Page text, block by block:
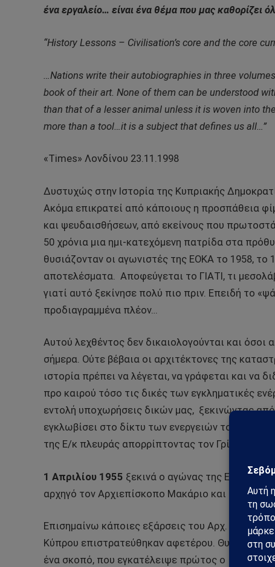
ένα εργαλείο… είναι ένα θέμα που μας καθορίζει
“History Lessons – Civilisation’s core and the core
…Nations write their autobiographies in three
book of their art. None of them can be understood
than that of a lesser animal unless it is woven into
more than a tool…it is a subject that defines us all…”
«Times» Λονδίνου 23.11.1998
Δυστυχώς στην Ιστορία της Κυπριακής
Ακόμα επικρατεί από κάποιους η προσπάθεια
και ψευδαισθήσεων, από εκείνους που
50 χρόνια μια ημι-κατεχόμενη πατρίδα στα
θυσιάζονταν οι αγωνιστές της ΕΟΚΑ το 1958, το
αποτελέσματα.
Αποφεύγεται το ΓΙΑΤΙ, τι
γιατί αυτό ξεκίνησε πολύ πιο πριν. Επειδή το
προδιαγραμμένα πλέον…
Αυτού λεχθέντος δεν δικαιολογούνται και
σήμερα. Ούτε βέβαια οι αρχιτέκτονες της
ιστορία πρέπει να λέγεται, να γράφεται και να
προ καιρού τόσο τις δικές των εγκληματικές
εντολή υποχωρήσεις δικών μας, ξεκινώντας
εγκλωβίσει στο δίκτυ των ενεργειών τους αφού
της Ε/κ πλευράς απορρίπτοντας τον Γρίβα…
1 Απριλίου 1955 ξεκινά ο αγώνας της ΕΟΚΑ για
αρχηγό τον Αρχιεπίσκοπο Μακάριο και
Επισημαίνω κάποιες εξάρσεις του Αρχ.
Κύπρου επιστρατεύθηκαν αφετέρου.
ένα σκοπό, που εγκατέλειψε πρώτος ο ίδιος